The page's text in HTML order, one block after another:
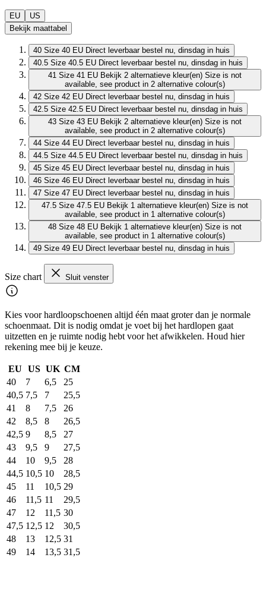
EU
US
Bekijk maattabel
40 Size 40 EU Direct leverbaar bestel nu, dinsdag in huis
40.5 Size 40.5 EU Direct leverbaar bestel nu, dinsdag in huis
41 Size 41 EU Bekijk 2 alternatieve kleur(en) Size is not
available, see product in 2 alternative colour(s)
42 Size 42 EU Direct leverbaar bestel nu, dinsdag in huis
42.5 Size 42.5 EU Direct leverbaar bestel nu, dinsdag in huis
43 Size 43 EU Bekijk 2 alternatieve kleur(en) Size is not
available, see product in 2 alternative colour(s)
44 Size 44 EU Direct leverbaar bestel nu, dinsdag in huis
44.5 Size 44.5 EU Direct leverbaar bestel nu, dinsdag in huis
45 Size 45 EU Direct leverbaar bestel nu, dinsdag in huis
46 Size 46 EU Direct leverbaar bestel nu, dinsdag in huis
47 Size 47 EU Direct leverbaar bestel nu, dinsdag in huis
47.5 Size 47.5 EU Bekijk 1 alternatieve kleur(en) Size is not
available, see product in 1 alternative colour(s)
48 Size 48 EU Bekijk 1 alternatieve kleur(en) Size is not
available, see product in 1 alternative colour(s)
49 Size 49 EU Direct leverbaar bestel nu, dinsdag in huis
Size chart Sluit venster
Kies voor hardloopschoenen altijd één maat groter dan je normale
schoenmaat. Dit is nodig omdat je voet bij het hardlopen gaat
uitzetten en je ruimte nodig hebt voor het afwikkelen. Houd hier
rekening mee bij je keuze.
EU US UK CM
40
7 6,5
25
40,5 7,5 7
25,5
41
8 7,5
26
42
8,5 8
26,5
42,5 9 8,5
27
43
9,5 9
27,5
44
10 9,5
28
44,5 10,5 10
28,5
45
11 10,5 29
46
11,5 11
29,5
47
12 11,5 30
47,5 12,5 12
30,5
48
13 12,5 31
49
14 13,5 31,5